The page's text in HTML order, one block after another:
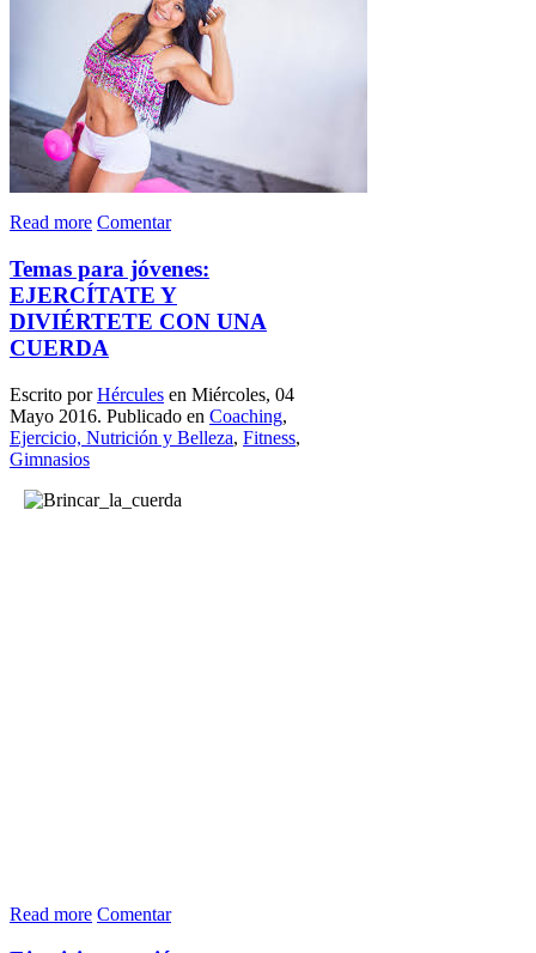
Read more Comentar
Temas para jóvenes:
EJERCÍTATE Y
DIVIÉRTETE CON UNA
CUERDA
Escrito porHércules en Miércoles, 04
Mayo 2016. Publicado en Coaching,
Ejercicio, Nutrición y Belleza, Fitness,
Gimnasios
Read more Comentar